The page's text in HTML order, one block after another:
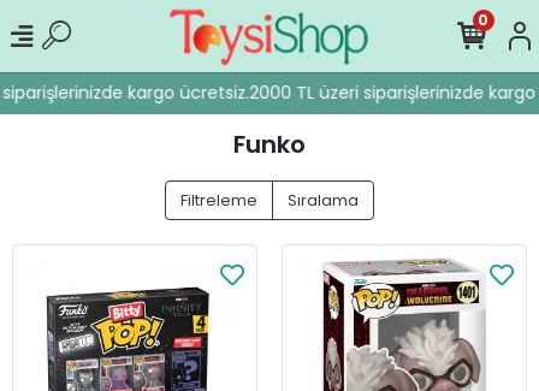
kargo ücretsiz.2000 TL üzeri siparişlerinizde kargo
0
Funko
Filtreleme Sıralama